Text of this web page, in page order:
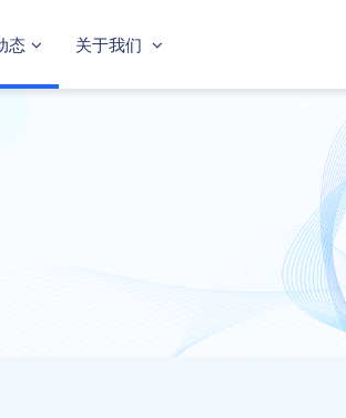
态 关于我们